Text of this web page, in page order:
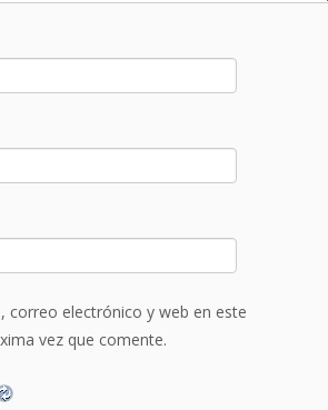
correo electrónico y web en este
vez que comente.